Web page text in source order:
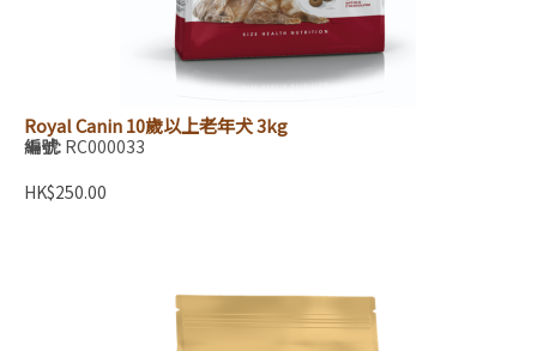
Royal Canin 10歲以上老年犬 3kg
編號: RC000033
HK$250.00